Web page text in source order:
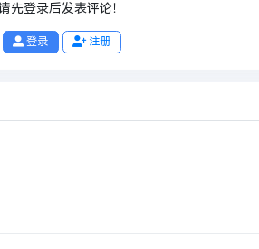
先登录后发表评论！
登录 注册